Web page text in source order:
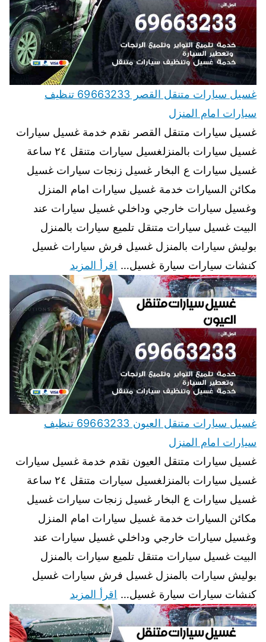
غسيل سيارات متنقل القصر 69663233 تنظيف
سيارات امام المنزل
غسيل سيارات متنقل القصر نقدم خدمة غسيل سيارات
غسيل سيارات بالمنزلغسيل سيارات متنقل ٢٤ ساعة
غسيل سيارات ع البخار غسيل زنجات سيارات غسيل
مكائن السيارات خدمة غسيل سيارات امام المنزل
وغسيل سيارات خارجي وداخلي غسيل سيارات عند
البيت غسيل سيارات متنقل تلميع سيارات بالمنزل
بوليش سيارات بالمنزل غسيل فرش سيارات غسيل
كنشات سيارات سيارة غسيل… اقرأ المزيد
غسيل سيارات متنقل العيون 69663233 تنظيف
سيارات امام المنزل
غسيل سيارات متنقل العيون نقدم خدمة غسيل سيارات
غسيل سيارات بالمنزلغسيل سيارات متنقل ٢٤ ساعة
غسيل سيارات ع البخار غسيل زنجات سيارات غسيل
مكائن السيارات خدمة غسيل سيارات امام المنزل
وغسيل سيارات خارجي وداخلي غسيل سيارات عند
البيت غسيل سيارات متنقل تلميع سيارات بالمنزل
بوليش سيارات بالمنزل غسيل فرش سيارات غسيل
كنشات سيارات سيارة غسيل… اقرأ المزيد